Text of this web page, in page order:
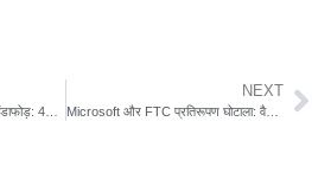
NEXT
Microsoft और FTC प्रतिरूपण घोटाला: वैश्विक स्तर पर बढ़ता साइबर खतरा